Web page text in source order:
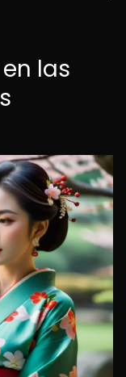
las